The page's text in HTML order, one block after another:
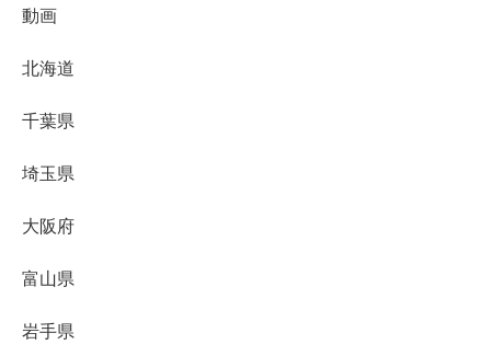
動画
北海道
千葉県
埼玉県
大阪府
富山県
岩手県